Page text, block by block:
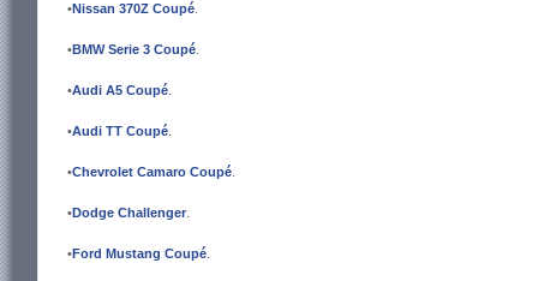
•Nissan 370Z Coupé
•BMW Serie 3 Coupé
•Audi A5 Coupé
•Audi TT Coupé
•Chevrolet Camaro Coupé
•Dodge Challenger
•Ford Mustang Coupé